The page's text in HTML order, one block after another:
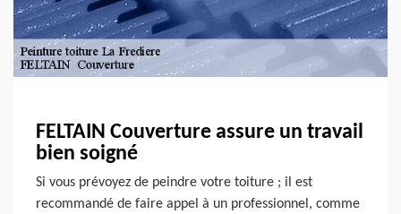
FELTAIN Couverture assure un travail
bien soigné
Si vous prévoyez de peindre votre toiture ; il est
recommandé de faire appel à un professionnel, comme